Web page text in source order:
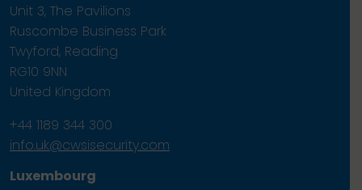
Unit 3, The Pavilions
Ruscombe Business Park
Twyford, Reading
RG10 9NN
United Kingdom
+44 1189 344 300
info.uk@cwsisecurity.com
Luxembourg